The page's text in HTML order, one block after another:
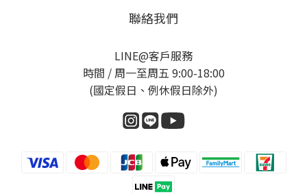
聯絡我們
LINE@客戶服務
時間 / 周一至周五 9:00-18:00
(國定假日、例休假日除外)